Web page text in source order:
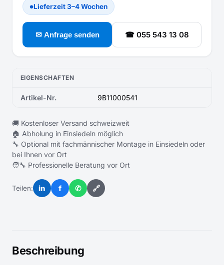
●Lieferzeit 3–4 Wochen
✉ Anfrage senden ☎ 055 543 13 08
EIGENSCHAFTEN
Artikel-Nr. 9B11000541
🚚 Kostenloser Versand schweizweit
🏠 Abholung in Einsiedeln möglich
🔧 Optional mit fachmännischer Montage in Einsiedeln oder
bei Ihnen vor Ort
🧑‍🔧 Professionelle Beratung vor Ort
Teilen: in f ✆ 🔗
Beschreibung